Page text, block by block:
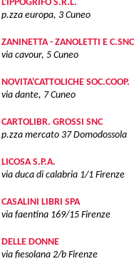
L'IPPOGRIFO S.R.L.
p.zza europa, 3 Cuneo
ZANINETTA - ZANOLETTI E C.SNC
via cavour, 5 Cuneo
NOVITA'CATTOLICHE SOC.COOP.
via dante, 7 Cuneo
CARTOLIBR. GROSSI SNC
p.zza mercato 37 Domodossola
LICOSA S.P.A.
via duca di calabria 1/1 Firenze
CASALINI LIBRI SPA
via faentina 169/15 Firenze
DELLE DONNE
via fiesolana 2/b Firenze